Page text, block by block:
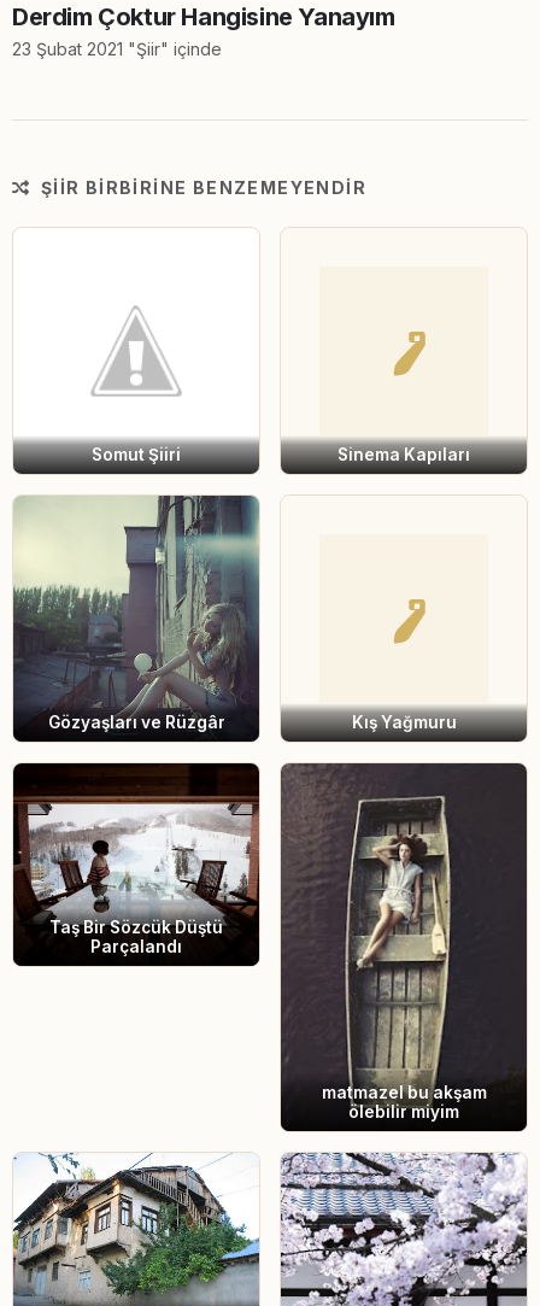
Derdim Çoktur Hangisine Yanayım
23 Şubat 2021 "Şiir" içinde
ŞIIR BIRBIRINE BENZEMEYENDIR
Somut Şiiri Sinema Kapıları
Gözyaşları ve Rüzgâr Kış Yağmuru
Taş Bir Sözcük Düştü
Parçalandı
matmazel bu akşam
ölebilir miyim